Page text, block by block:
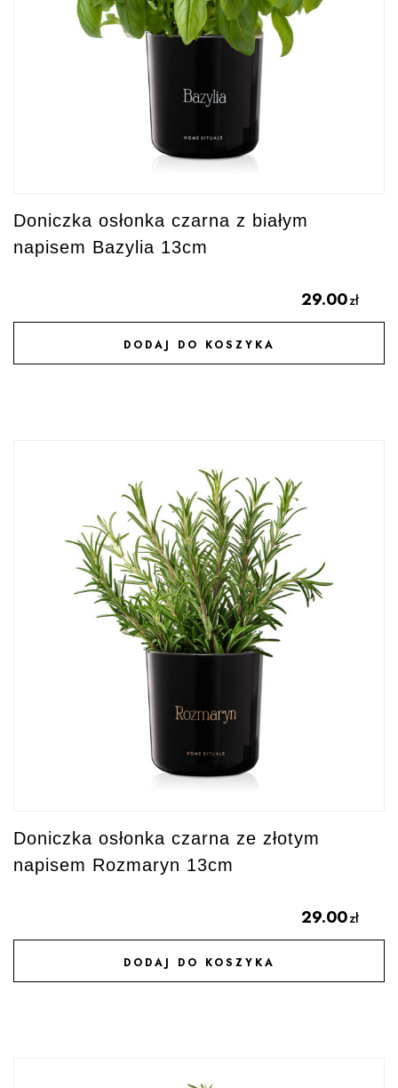
Doniczka osłonka czarna z białym
napisem Bazylia 13cm
29.00zł
DODAJ DO KOSZYKA
DODAJ DO ULUBIONYCH
Doniczka osłonka czarna ze złotym
napisem Rozmaryn 13cm
29.00zł
DODAJ DO KOSZYKA
DODAJ DO ULUBIONYCH